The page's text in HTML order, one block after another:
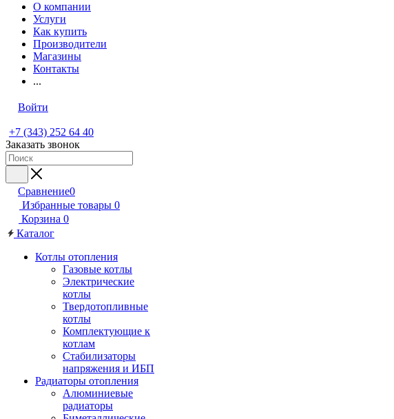
О компании
Услуги
Как купить
Производители
Магазины
Контакты
...
Войти
+7 (343) 252 64 40
Заказать звонок
Сравнение0
Избранные товары 0
Корзина 0
Каталог
Котлы отопления
Газовые котлы
Электрические
котлы
Твердотопливные
котлы
Комплектующие к
котлам
Стабилизаторы
напряжения и ИБП
Радиаторы отопления
Алюминиевые
радиаторы